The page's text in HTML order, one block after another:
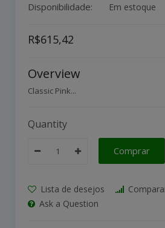
Disponibilidade: Em estoque
R$615,42
Overview
Classic Pink...
Quantity
Comprar
Lista de desejos
Ask a Question